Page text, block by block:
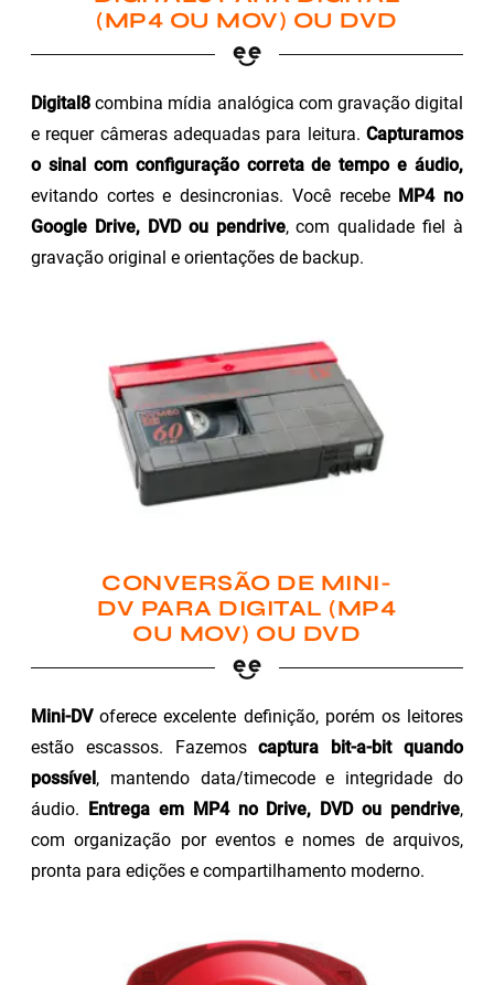
(MP4 OU MOV) OU DVD
Digital8 combina mídia analógica com gravação digital
e requer câmeras adequadas para leitura. Capturamos
o sinal com configuração correta de tempo e áudio,
evitando cortes e desincronias. Você recebe MP4 no
Google Drive, DVD ou pendrive, com qualidade fiel à
gravação original e orientações de backup.
CONVERSÃO DE MINI-
DV PARA DIGITAL (MP4
OU MOV) OU DVD
Mini-DVoferece excelente definição, porém os leitores
estão escassos. Fazemoscaptura bit-a-bit quando
possível, mantendo data/timecode e integridade do
áudio. Entrega em MP4 no Drive, DVD ou pendrive,
com organização por eventos e nomes de arquivos,
pronta para edições e compartilhamento moderno.